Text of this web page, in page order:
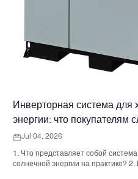
Инверторная система для
энергии: что покупателям
очередь
Jul 04, 2026
1. Что представляет собой
солнечной энергии на практике?